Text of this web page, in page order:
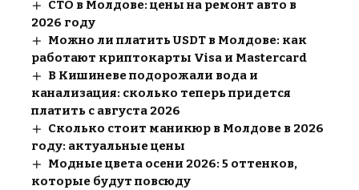
СТО в Молдове: цены на ремонт авто в
2026 году
Можно ли платить USDT в Молдове: как
работают криптокарты Visa и Mastercard
В Кишиневе подорожали вода и
канализация: сколько теперь придется
платить с августа 2026
Сколько стоит маникюр в Молдове в 2026
году: актуальные цены
Модные цвета осени 2026: 5 оттенков,
которые будут повсюду